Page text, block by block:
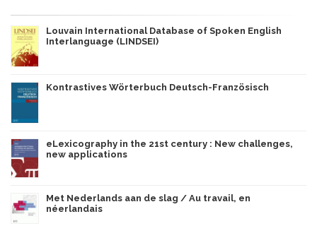
Louvain International Database of Spoken English
Interlanguage (LINDSEI)
Kontrastives Wörterbuch Deutsch-Französisch
eLexicography in the 21st century : New challenges,
new applications
Met Nederlands aan de slag / Au travail, en
néerlandais